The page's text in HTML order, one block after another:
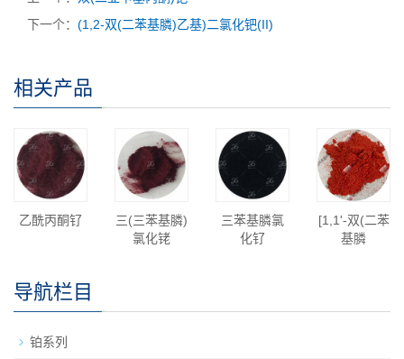
下一个： (1,2-双(二苯基膦)乙基)二氯化钯(II)
相关产品
乙酰丙酮钌
三(三苯基膦)
氯化铑
三苯基膦氯
化钌
[1,1'-双(二苯
基膦
导航栏目
铂系列